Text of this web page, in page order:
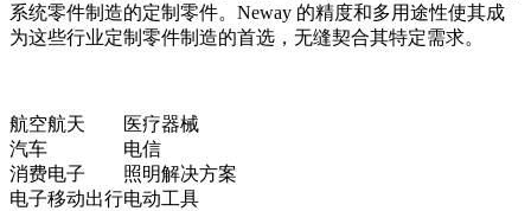
系统零件制造的定制零件。Neway 的精度和多用途性使其成
为这些行业定制零件制造的首选，无缝契合其特定需求。
航空航天
医疗器械
汽车
电信
消费电子
照明解决方案
电子移动出行电动工具